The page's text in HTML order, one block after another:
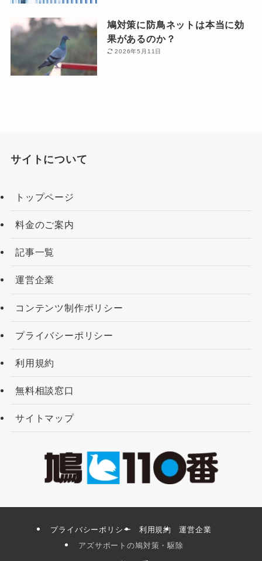
鳩対策に防鳥ネットは本当に効
果があるのか？
2026年5月11日
サイトについて
トップページ
料金のご案内
記事一覧
運営企業
コンテンツ制作ポリシー
プライバシーポリシー
利用規約
無料相談窓口
サイトマップ
プライバシーポリシー 利用規約
運営企業
アズサポートの鳩対策・駆除